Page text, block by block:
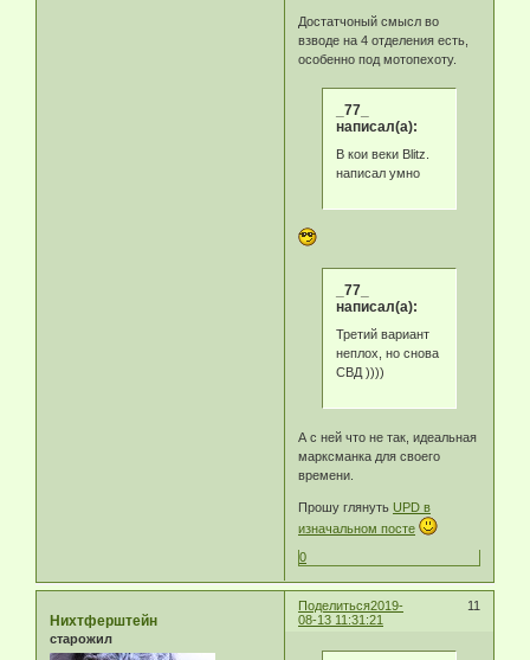
Достатчоный смысл во
взводе на 4 отделения есть,
особенно под мотопехоту.
_77_
написал(а):
В кои веки Blitz.
написал умно
_77_
написал(а):
Третий вариант
неплох, но снова
СВД ))))
А с ней что не так, идеальная
марксманка для своего
времени.
Прошу глянутьUPD в
изначальном посте
0
Поделиться 11
2019-
08-13 11:31:21
Нихтферштейн
старожил